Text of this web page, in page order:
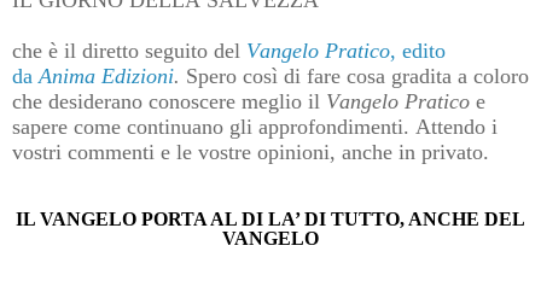
che è il diretto seguito del Vangelo Pratico, edito
da Anima Edizioni. Spero così di fare cosa gradita a coloro
che desiderano conoscere meglio il Vangelo Pratico e
sapere come continuano gli approfondimenti. Attendo i
vostri commenti e le vostre opinioni, anche in privato.
IL VANGELO PORTA AL DI LA’ DI TUTTO, ANCHE DEL
VANGELO